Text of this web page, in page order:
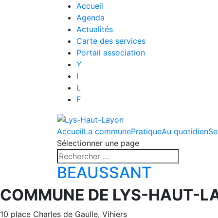
Accueil
Agenda
Actualités
Carte des services
Portail association
Y
I
L
F
AccueilLa communePratiqueAu quotidien
Sélectionner une page
BEAUSSANT
COMMUNE DE LYS-HAUT-
10 place Charles de Gaulle, Vihiers